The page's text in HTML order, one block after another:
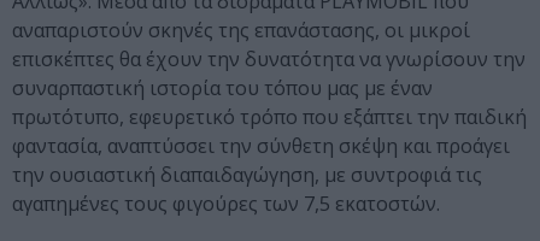
αναπαριστούν σκηνές της επανάστασης, οι μικροί
επισκέπτες θα έχουν την δυνατότητα να γνωρίσουν την
συναρπαστική ιστορία του τόπου μας με έναν
πρωτότυπο, εφευρετικό τρόπο που εξάπτει την παιδική
φαντασία, αναπτύσσει την σύνθετη σκέψη και προάγει
την ουσιαστική διαπαιδαγώγηση, με συντροφιά τις
αγαπημένες τους φιγούρες των 7,5 εκατοστών.